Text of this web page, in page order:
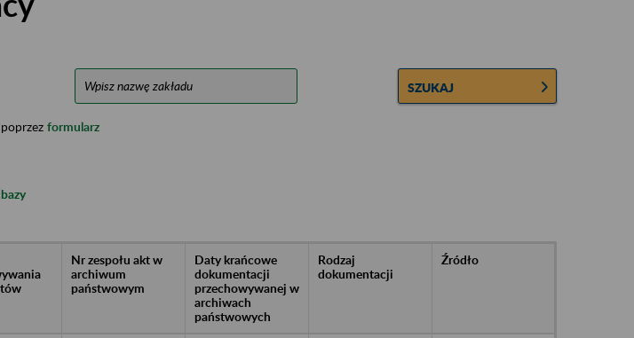
SZUKAJ
formularz
Nr zespołu akt w
archiwum
państwowym
Daty krańcowe
dokumentacji
przechowywanej w
archiwach
państwowych
Rodzaj
dokumentacji
Źródło